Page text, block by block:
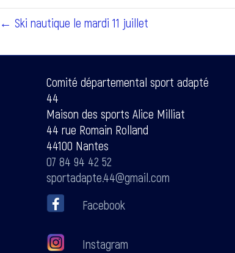
← Ski nautique le mardi 11 juillet
Comité départemental sport adapté
44
Maison des sports Alice Milliat
44 rue Romain Rolland
44100 Nantes
07 84 94 42 52
sportadapte.44@gmail.com
Facebook
Instagram